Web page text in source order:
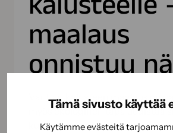
Tämä sivusto käyttää
Käytämme evästeitä
maalaus
onnistuu
Vanhan kalusteen maalaus on
myös ekologinen tapa uudistaa
kunnostat vanhan huonekalun